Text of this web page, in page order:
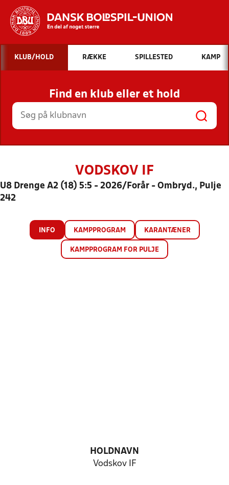
Hvad vil du søge efter?
INDHOLD OG NYHEDER
STILLINGER, RESULTATER, KLUBBER OG
HOLD
KLUB/HOLD RÆKKE SPILLESTED KAMP
Find en klub eller et hold
VODSKOV IF
U8 Drenge A2 (18) 5:5 - 2026/Forår - Ombryd., Pulje
242
INFO KAMPPROGRAM KARANTÆNER
KAMPPROGRAM FOR PULJE
HOLDNAVN
Vodskov IF